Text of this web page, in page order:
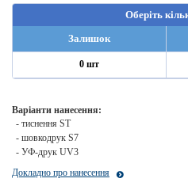
Оберіть
Залишок
0 шт
Варіанти нанесення:
- тиснення ST
- шовкодрук S7
- УФ-друк UV3
Докладно про нанесення